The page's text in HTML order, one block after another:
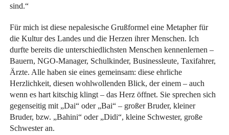
sind.“
Für mich ist diese nepalesische Grußformel eine Metapher für
die Kultur des Landes und die Herzen ihrer Menschen. Ich
durfte bereits die unterschiedlichsten Menschen kennenlernen –
Bauern, NGO-Manager, Schulkinder, Businessleute, Taxifahrer,
Ärzte. Alle haben sie eines gemeinsam: diese ehrliche
Herzlichkeit, diesen wohlwollenden Blick, der einem – auch
wenn es hart kitschig klingt – das Herz öffnet. Sie sprechen sich
gegenseitig mit „Dai“ oder „Bai“ – großer Bruder, kleiner
Bruder, bzw. „Bahini“ oder „Didi“, kleine Schwester, große
Schwester an.